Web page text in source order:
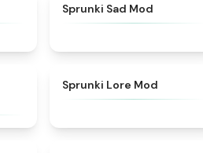
Sprunki Sad Mod
Sprunki Lore Mod